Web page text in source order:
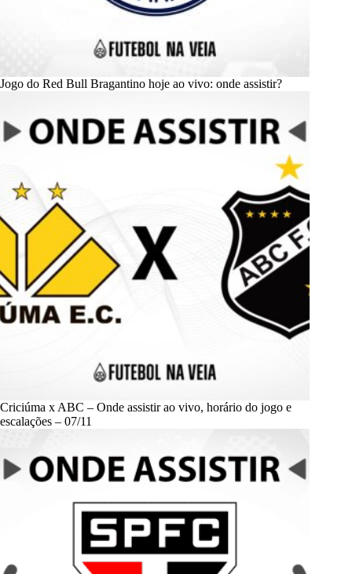
Jogo do Red Bull Bragantino hoje ao vivo: onde assistir?
Criciúma x ABC – Onde assistir ao vivo, horário do jogo e
escalações – 07/11